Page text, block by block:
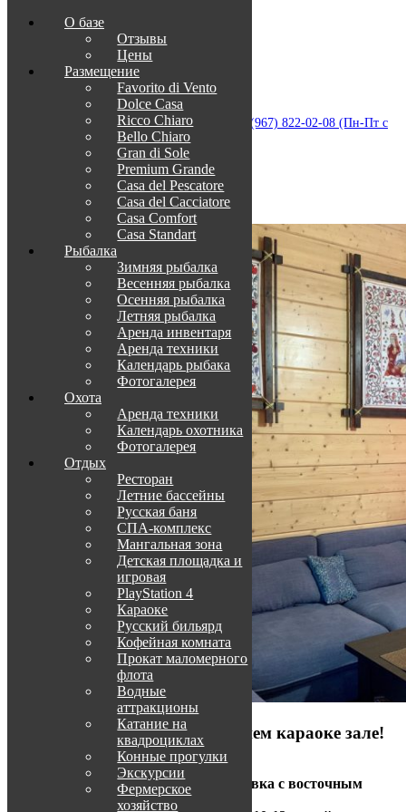
Приветствуем в Венеции на Каспии!
info@otdih-v-astrakhani.ru Как нас найти
+7 (967) 822-02-08 (Пн-Пт с
09:00 до 18:00)
Забронировать
Караоке
Почувствуй себя звездой в нашем караоке зале!
Более 20 000 песен.
Уютная стилизованная обстановка с восточным
колоритом.
О базе
Отзывы
Цены
Размещение
Favorito di Vento
Dolce Casa
Ricco Chiaro
Bello Chiaro
Gran di Sole
Premium Grande
Casa del Pescatore
Casa del Cacсiatore
Casa Comfort
Casa Standart
Рыбалка
Зимняя рыбалка
Весенняя рыбалка
Осенняя рыбалка
Летняя рыбалка
Аренда инвентаря
Аренда техники
Календарь рыбака
Фотогалерея
Охота
Аренда техники
Календарь охотника
Фотогалерея
Отдых
Ресторан
Летние бассейны
Русская баня
СПА-комплекс
Мангальная зона
Детская площадка и
игровая
PlayStation 4
Караоке
Русский бильярд
Кофейная комната
Прокат маломерного
флота
Водные
аттракционы
Катание на
квадроциклах
Конные прогулки
Экскурсии
Фермерское
хозяйство